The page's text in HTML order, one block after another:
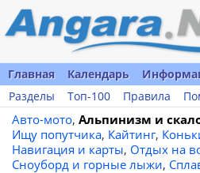
Главная Календарь
Разделы
Топ-100 Правила
Авто-мото, Альпинизм и
Ищу попутчика, Кайтинг,
Навигация и карты, Отдых на
Сноуборд и горные лыжи,